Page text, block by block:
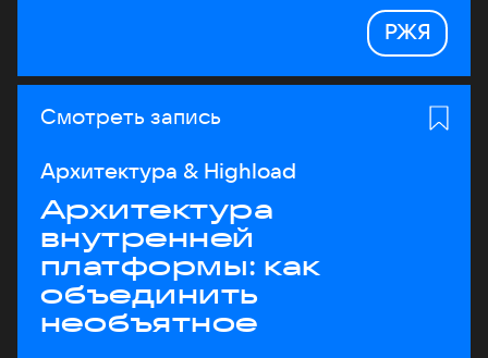
РЖЯ
Смотреть запись
Архитектура & Highload
Архитектура
внутренней
платформы: как
объединить
необъятное